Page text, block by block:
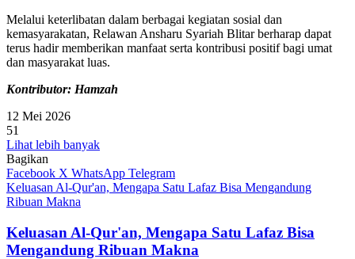
Melalui keterlibatan dalam berbagai kegiatan sosial dan
kemasyarakatan, Relawan Ansharu Syariah Blitar berharap dapat
terus hadir memberikan manfaat serta kontribusi positif bagi umat
dan masyarakat luas.
Kontributor: Hamzah
12 Mei 2026
51
Lihat lebih banyak
Bagikan
Facebook X WhatsApp Telegram
Keluasan Al-Qur'an, Mengapa Satu Lafaz Bisa Mengandung
Ribuan Makna
Keluasan Al-Qur'an, Mengapa Satu Lafaz Bisa
Mengandung Ribuan Makna